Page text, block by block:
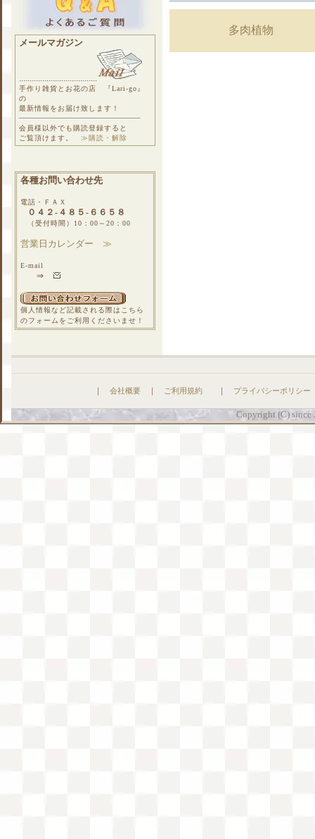
メールマガジン
.....................................
手作り雑貨とお花の店 『Lari-go』
の
最新情報をお届け致します！
会員様以外でも購読登録すると
ご覧頂けます。 ≫購読・解除
各種お問い合わせ先
電話・ＦＡＸ
０４２-４８５-６６５８
（受付時間）10：00～20：00
営業日カレンダー ≫
E-mail
⇒
個人情報など記載される際はこちら
のフォームをご利用くださいませ！
多肉植物
｜ 会社概要｜ ご利用規約｜ プライバシーポリシー
Copyright (C)